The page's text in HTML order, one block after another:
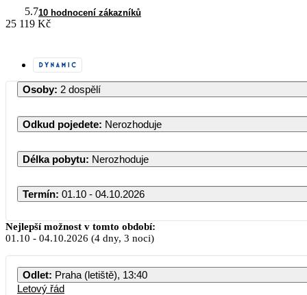
5.710 hodnocení zákazníků
25 119 Kč
Osoby: 2 dospělí
Odkud pojedete: Nerozhoduje
Délka pobytu: Nerozhoduje
Termín: 01.10 - 04.10.2026
PO ÚT ST
Nejlepší možnost v tomto období:
01.10 - 04.10.2026 (4 dny, 3 noci)
Odlet: Praha (letiště), 13:40
Letový řád